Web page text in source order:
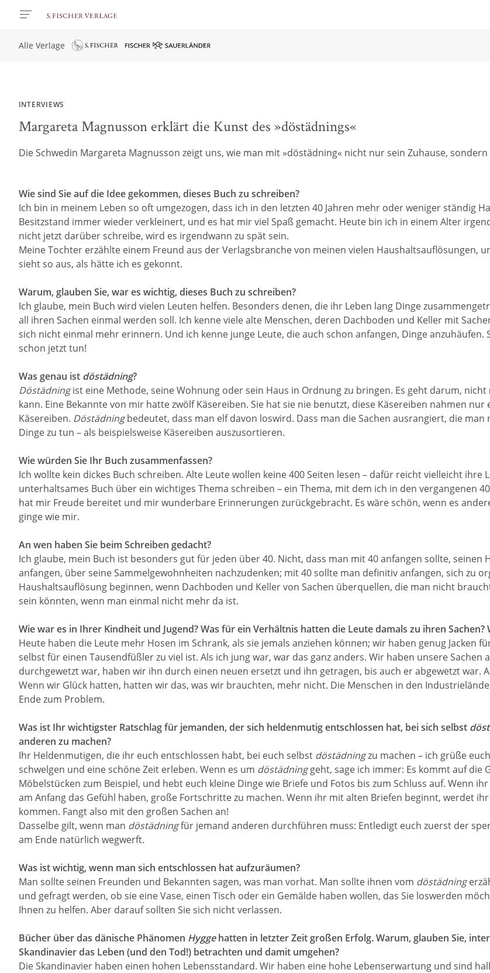
Alle Verlage
INTERVIEWS
Margareta Magnusson erklärt die Kunst des »döstädnings«
Die Schwedin Margareta Magnusson zeigt uns, wie man mit »döstädning« nicht nur sein Zuhause,
Wie sind Sie auf die Idee gekommen, dieses Buch zu schreiben?
Ich bin in meinem Leben so oft umgezogen, dass ich in den letzten 40 Jahren mehr oder weniger ständig
Besitzstand immer wieder verkleinert, und es hat mir viel Spaß gemacht. Heute bin ich in einem Alter
nicht jetzt darüber schreibe, wird es irgendwann zu spät sein.
Meine Tochter erzählte einem Freund aus der Verlagsbranche von meinen vielen Haushaltsauflösungen,
sieht so aus, als hätte ich es gekonnt.
Warum, glauben Sie, war es wichtig, dieses Buch zu schreiben?
Ich glaube, mein Buch wird vielen Leuten helfen. Besonders denen, die ihr Leben lang Dinge
all ihren Sachen einmal werden soll. Ich kenne viele alte Menschen, deren Dachboden und Keller mit
sich nicht einmal mehr erinnern. Und ich kenne junge Leute, die auch schon anfangen, Dinge
schon jetzt tun!
Was genau ist döstädning?
Döstädningist eine Methode, seine Wohnung oder sein Haus in Ordnung zu bringen. Es geht darum,
kann. Eine Bekannte von mir hatte zwölf Käsereiben. Sie hat sie nie benutzt, diese Käsereiben nahmen
Käsereiben. Döstädningbedeutet, dass man elf davon loswird. Dass man die Sachen ausrangiert, die
Dinge zu tun – als beispielsweise Käsereiben auszusortieren.
Wie würden Sie Ihr Buch zusammenfassen?
Ich wollte kein dickes Buch schreiben. Alte Leute wollen keine 400 Seiten lesen – dafür reicht vielleicht
unterhaltsames Buch über ein wichtiges Thema schreiben – ein Thema, mit dem ich in den vergangenen
hat mir Freude bereitet und mir wunderbare Erinnerungen zurückgebracht. Es wäre schön, wenn es
ginge wie mir.
An wen haben Sie beim Schreiben gedacht?
Ich glaube, mein Buch ist besonders gut für jeden über 40. Nicht, dass man mit 40 anfangen sollte,
anfangen, über seine Sammelgewohnheiten nachzudenken; mit 40 sollte man definitiv anfangen, sich zu
Haushaltsauflösung beginnen, wenn Dachboden und Keller von Sachen überquellen, die man nicht
sein könnten, wenn man einmal nicht mehr da ist.
Wie war es in Ihrer Kindheit und Jugend? Was für ein Verhältnis hatten die Leute damals zu ihren Sachen?
Heute haben die Leute mehr Hosen im Schrank, als sie jemals anziehen können; wir haben genug Jacken
selbst für einen Tausendfüßler zu viel ist. Als ich jung war, war das ganz anders. Wir haben unsere
durchgewetzt war, haben wir ihn durch einen neuen ersetzt und ihn getragen, bis auch er abgewetzt war.
Wenn wir Glück hatten, hatten wir das, was wir brauchten, mehr nicht. Die Menschen in den
Ende zum Problem.
Was ist Ihr wichtigster Ratschlag für jemanden, der sich heldenmutig entschlossen hat, bei sich selbst
anderen zu machen?
Ihr Heldenmutigen, die ihr euch entschlossen habt, bei euch selbst döstädningzu machen – ich grüße
schwelgen und eine schöne Zeit erleben. Wenn es um döstädninggeht, sage ich immer: Es kommt auf die
Möbelstücken zum Beispiel, und hebt euch kleine Dinge wie Briefe und Fotos bis zum Schluss auf. Wenn
am Anfang das Gefühl haben, große Fortschritte zu machen. Wenn ihr mit alten Briefen beginnt, werdet
kommen. Fangt also mit den großen Sachen an!
Dasselbe gilt, wenn man döstädningfür jemand anderen durchführen muss: Entledigt euch zuerst der
am Ende natürlich wegwerft.
Was ist wichtig, wenn man sich entschlossen hat aufzuräumen?
Man sollte seinen Freunden und Bekannten sagen, was man vorhat. Man sollte ihnen vom döstädning
und gefragt werden, ob sie eine Vase, einen Tisch oder ein Gemälde haben wollen, das Sie loswerden
Ihnen zu helfen. Aber darauf sollten Sie sich nicht verlassen.
Bücher über das dänische Phänomen Hyggehatten in letzter Zeit großen Erfolg. Warum, glauben Sie,
Skandinavier das Leben (und den Tod!) betrachten und damit umgehen?
Die Skandinavier haben einen hohen Lebensstandard. Wir haben eine hohe Lebenserwartung und sind